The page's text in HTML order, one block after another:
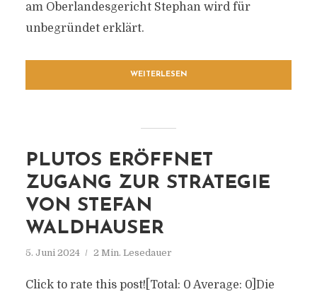
am Oberlandesgericht Stephan wird für
unbegründet erklärt.
WEITERLESEN
PLUTOS ERÖFFNET
ZUGANG ZUR STRATEGIE
VON STEFAN
WALDHAUSER
5. Juni 2024 2 Min. Lesedauer
Click to rate this post![Total: 0 Average: 0]Die